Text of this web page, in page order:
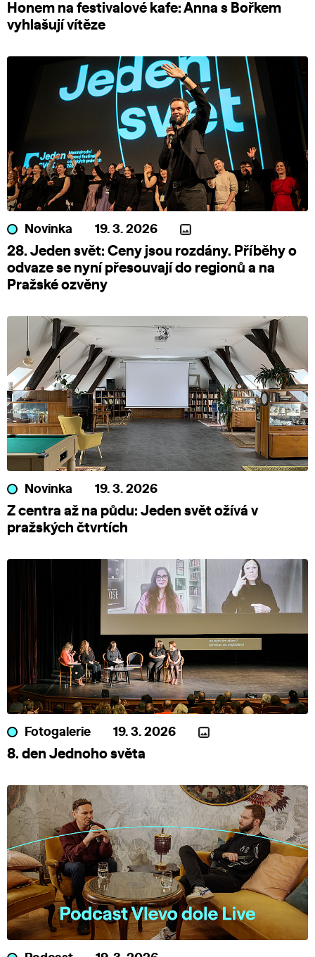
Honem na festivalové kafe: Anna s Bořkem
vyhlašují vítěze
Novinka 19. 3. 2026
28. Jeden svět: Ceny jsou rozdány. Příběhy o
odvaze se nyní přesouvají do regionů a na
Pražské ozvěny
Novinka 19. 3. 2026
Z centra až na půdu: Jeden svět ožívá v
pražských čtvrtích
Fotogalerie 19. 3. 2026
8. den Jednoho světa